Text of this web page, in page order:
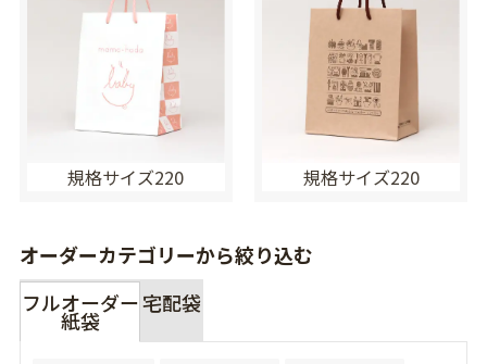
規格サイズ220 規格サイズ220
オーダーカテゴリーから絞り込む
フルオーダー
紙袋
宅配袋